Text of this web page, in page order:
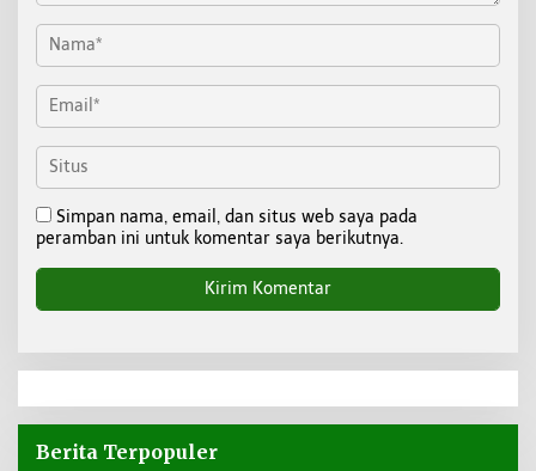
Simpan nama, email, dan situs web saya pada
peramban ini untuk komentar saya berikutnya.
Berita Terpopuler